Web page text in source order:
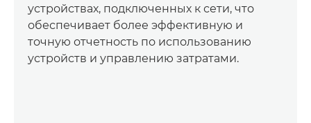
устройствах, подключенных к сети, что
обеспечивает более эффективную и
точную отчетность по использованию
устройств и управлению затратами.